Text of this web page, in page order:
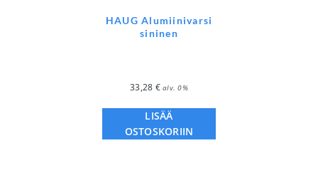
HAUG Alumiinivarsi
sininen
33,28 € alv. 0%
LISÄÄ
OSTOSKORIIN